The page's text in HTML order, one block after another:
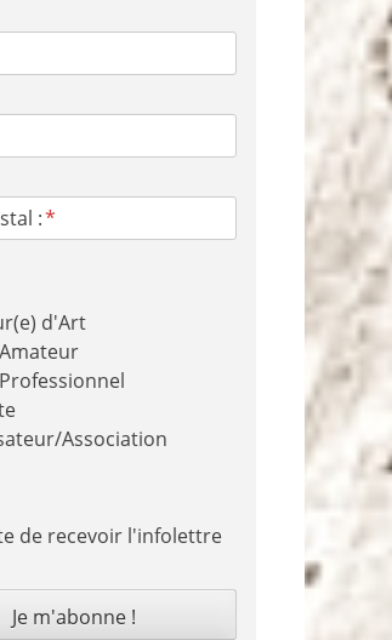
:
d'Art
Association
de recevoir l'infolettre